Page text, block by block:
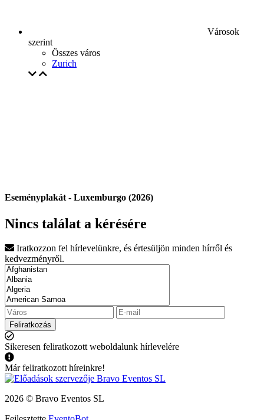
Városok
szerint
Összes város
Zurich
Eseményplakát - Luxemburgo (2026)
Nincs találat a kérésére
Iratkozzon fel hírlevelünkre, és értesüljön minden hírről és
kedvezményről.
Feliratkozás
Sikeresen feliratkozott weboldalunk hírlevelére
Már feliratkozott híreinkre!
2026 © Bravo Eventos SL